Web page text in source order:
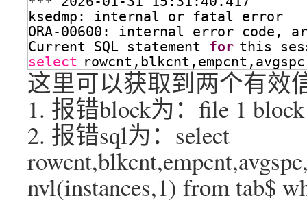
ksedmp: internal or fatal error
ORA-00600: internal error
Current SQL statement for this
select
这里可以获取到两个有效
1. 报错block为：file 1
2. 报错sql为：select
nvl(instances,1) from tab$